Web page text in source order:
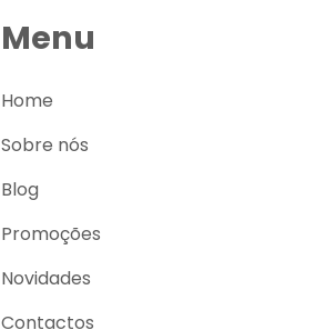
Menu
Home
Sobre nós
Blog
Promoções
Novidades
Contactos